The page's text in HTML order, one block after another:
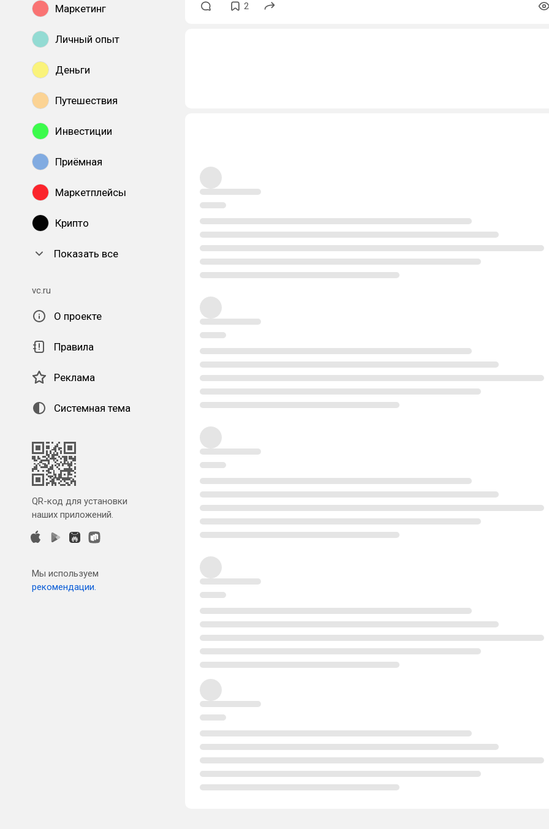
Маркетинг
Личный опыт
Деньги
Путешествия
Инвестиции
Приёмная
Маркетплейсы
Крипто
Показать все
vc.ru
О проекте
Правила
Реклама
Системная тема
QR-код для установки
наших приложений.
Мы используем
рекомендации.
2